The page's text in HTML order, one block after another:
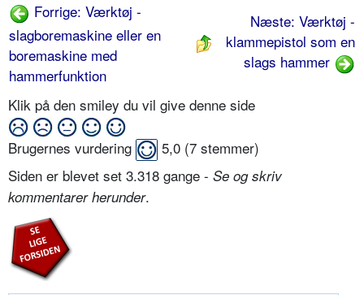
Forrige: Værktøj -
slagboremaskine eller en
boremaskine med
hammerfunktion
Næste: Værktøj -
klammepistol som en
slags hammer
Klik på den smiley du vil give denne side
Brugernes vurdering 5,0 (7 stemmer)
Siden er blevet set 3.318 gange - Se og skriv
kommentarer herunder.